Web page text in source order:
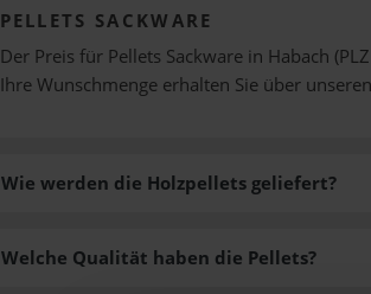
PELLETS SACKWARE
Der Preis für Pellets Sackware in Habach
Ihre Wunschmenge erhalten Sie über unseren
Wie werden die Holzpellets geliefert?
Welche Qualität haben die Pellets?